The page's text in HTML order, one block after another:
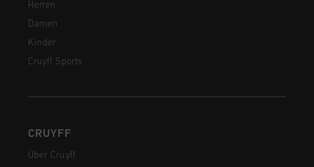
Herren
Damen
Kinder
Cruyff Sports
CRUYFF
Über Cruyff